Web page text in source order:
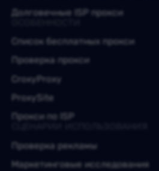
Долговечные ISP прокси
Список бесплатных прокси
Проверка прокси
CroxyProxy
ProxySite
Прокси по ISP
Проверка рекламы
Маркетинговые исследования